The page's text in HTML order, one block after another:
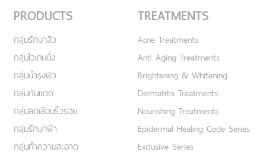
PRODUCTS
กลุ่มรักษาสิว
กลุ่มไวเทนนิ่ง
กลุ่มบำรุงผิว
กลุ่มกันแดด
กลุ่มลดเลือนริ้วรอย
กลุ่มรักษาฝ้า
กลุ่มทำความสะอาด
TREATMENTS
Acne Treatments
Anti Aging Treatments
Brightening & Whitening
Dermatitis Treatments
Nourishing Treatments
Epidermal Healing Code Series
Exclusive Series